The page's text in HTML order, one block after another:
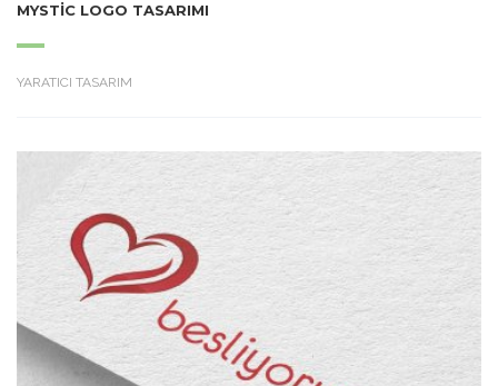
MYSTIC LOGO TASARIMI
YARATICI TASARIM